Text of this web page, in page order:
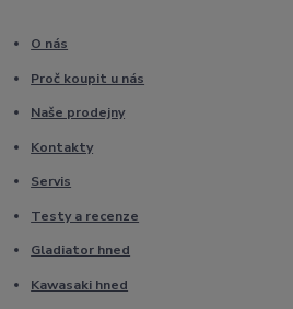
O nás
Proč koupit u nás
Naše prodejny
Kontakty
Servis
Testy a recenze
Gladiator hned
Kawasaki hned